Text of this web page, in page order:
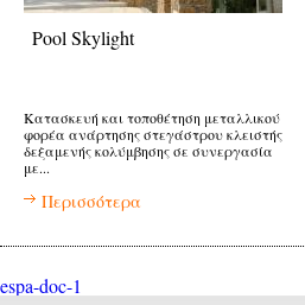
Pool Skylight
Κατασκευή και τοποθέτηση μεταλλικού
φορέα ανάρτησης στεγάστρου κλειστής
δεξαμενής κολύμβησης σε συνεργασία
με...
Περισσότερα
espa-doc-1